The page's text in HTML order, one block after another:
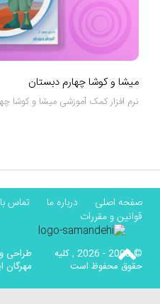
ميشا و كوشا چهارم دبستان
نرم افزار کمک آموزشی ميشا و كوشا
صفحه اصلی درباره ما تماس
قوانین و مقررات
© 2008 - 2026 , کلیه
حقوق محفوظ است
طراحی
مهرگان